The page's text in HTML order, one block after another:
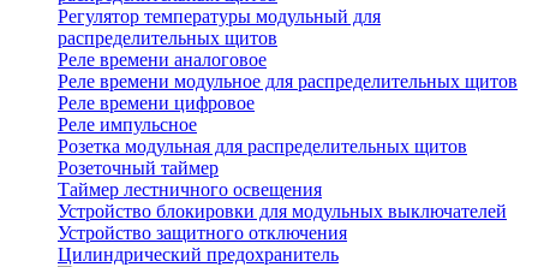
Регулятор температуры модульный для
распределительных щитов
Реле времени аналоговое
Реле времени модульное для распределительных щитов
Реле времени цифровое
Реле импульсное
Розетка модульная для распределительных щитов
Розеточный таймер
Таймер лестничного освещения
Устройство блокировки для модульных выключателей
Устройство защитного отключения
Цилиндрический предохранитель